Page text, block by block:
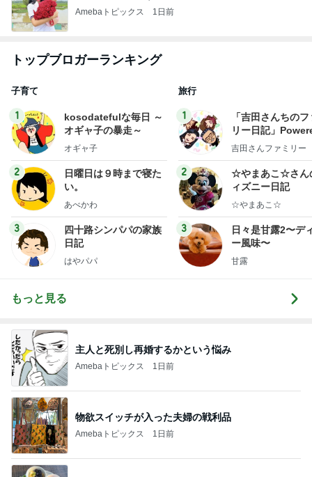
Amebaトピックス 1日前
トップブロガーランキング
子育て
1
kosodatefulな毎日 ～
オギャ子の暴走～
オギャ子
2
日曜日は９時まで寝た
い。
あべかわ
3
四十路シンパパの家族
日記
はやパパ
旅行
1
「吉田さんちの
リー日記」
y Ameba 吉田さ
ログ
吉田さんファミリー
2
☆やまあこ☆さん
ィズニー日記
☆やまあこ☆
3
日々是甘露2〜デ
ー風味〜
甘露
もっと見る
主人と死別し再婚するかという悩み
Amebaトピックス 1日前
物欲スイッチが入った夫婦の戦利品
Amebaトピックス 1日前